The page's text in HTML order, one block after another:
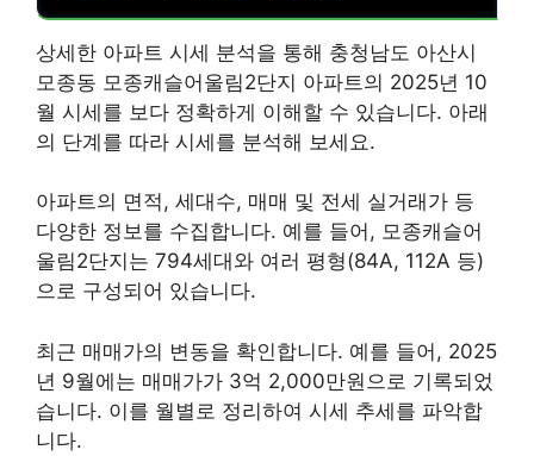
상세한 아파트 시세 분석을 통해 충청남도 아산시
모종동 모종캐슬어울림2단지 아파트의 2025년 10
월 시세를 보다 정확하게 이해할 수 있습니다. 아래
의 단계를 따라 시세를 분석해 보세요.
아파트의 면적, 세대수, 매매 및 전세 실거래가 등
다양한 정보를 수집합니다. 예를 들어, 모종캐슬어
울림2단지는 794세대와 여러 평형(84A, 112A 등)
으로 구성되어 있습니다.
최근 매매가의 변동을 확인합니다. 예를 들어, 2025
년 9월에는 매매가가 3억 2,000만원으로 기록되었
습니다. 이를 월별로 정리하여 시세 추세를 파악합
니다.